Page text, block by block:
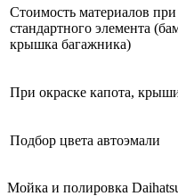
Стоимость материалов
стандартного элемента
крышка багажника)
При окраске капота,
Подбор цвета автоэмали
Мойка и полировка